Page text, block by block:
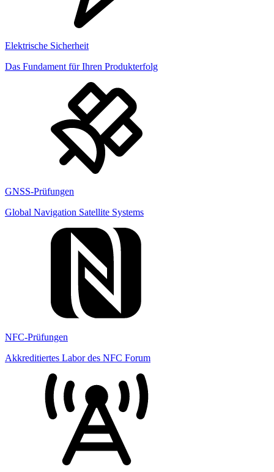
Elektrische Sicherheit
Das Fundament für Ihren Produkterfolg
GNSS-Prüfungen
Global Navigation Satellite Systems
NFC-Prüfungen
Akkreditiertes Labor des NFC Forum